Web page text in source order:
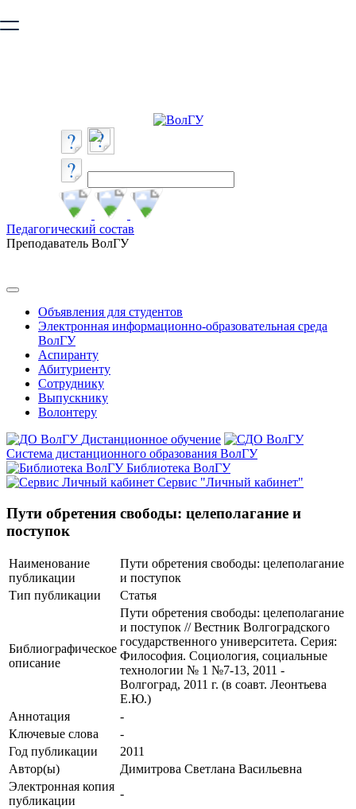
безопасную работу с сайтом. Пожалуйста
Педагогический состав
Преподаватель ВолГУ
Объявления для студентов
Электронная информационно-образовательная среда
ВолГУ
Аспиранту
Абитуриенту
Сотруднику
Выпускнику
Волонтеру
Дистанционное обучение
Система дистанционного образования ВолГУ
Библиотека ВолГУ
Сервис "Личный кабинет"
Пути обретения свободы: целеполагание и
поступок
Наименование
публикации
Пути обретения свободы: целеполагание
и поступок
Тип публикации
Статья
Библиографическое
описание
Пути обретения свободы: целеполагание
и поступок // Вестник Волгоградского
государственного университета. Серия:
Философия. Социология, социальные
технологии № 1 №7-13, 2011 -
Волгоград, 2011 г. (в соавт. Леонтьева
Е.Ю.)
Аннотация
-
Ключевые cлова
-
Год публикации
2011
Автор(ы)
Димитрова Светлана Васильевна
Электронная копия
публикации
-